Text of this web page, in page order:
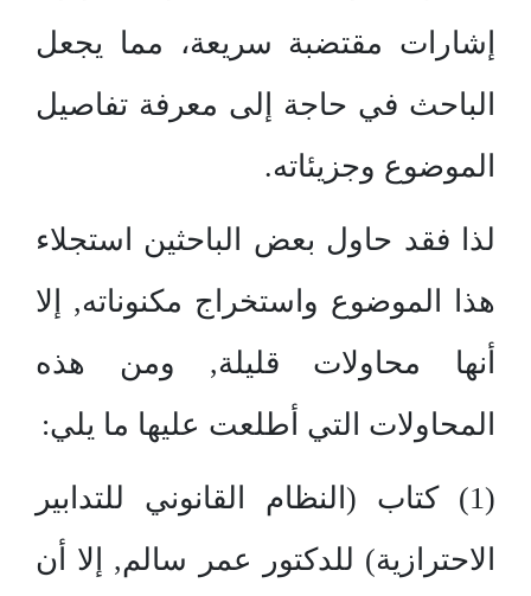
إشارات مقتضبة سريعة، مما يجعل
الباحث في حاجة إلى معرفة تفاصيل
الموضوع وجزيئاته.
لذا فقد حاول بعض الباحثين استجلاء
هذا الموضوع واستخراج مكنوناته, إلا
أنها محاولات قليلة, ومن هذه
المحاولات التي أطلعت عليها ما يلي:
(1) كتاب (النظام القانوني للتدابير
الاحترازية) للدكتور عمر سالم, إلا أن